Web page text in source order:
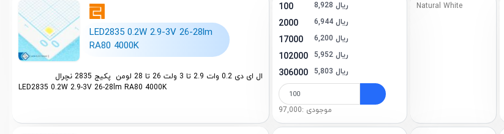
LED2835 0.2W 2.9-3V 26-28lm
RA80 4000K
ال ای دی 0.2 وات 2.9 تا 3 ولت 26 تا 28 لومن پکیج 2835 نچرال
LED2835 0.2W 2.9-3V 26-28lm RA80 4000K
100 8,928 ریال
2000 6,944 ریال
17000 6,200 ریال
102000 5,952 ریال
306000 5,803 ریال
موجودی :97,000
Natural White